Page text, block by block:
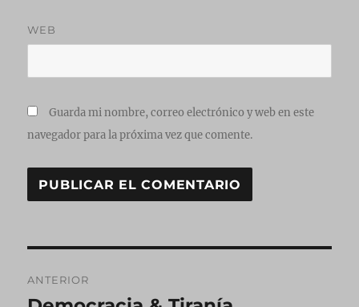
WEB
Guarda mi nombre, correo electrónico y web en este
navegador para la próxima vez que comente.
de
ANTERIOR